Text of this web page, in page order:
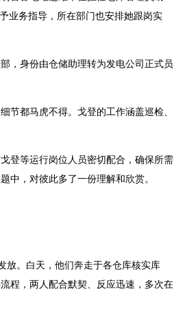
业务指导，所在部门也安排她跟岗实
，身份由仓储助理转为发电公司正式员
节都马虎不得。戈登的工作涵盖巡检、
登等运行岗位人员密切配合，确保所需
中，对彼此多了一份理解和欣赏。
放。白天，他们奔走于各仓库核实库
程，两人配合默契、反应迅速，多次在